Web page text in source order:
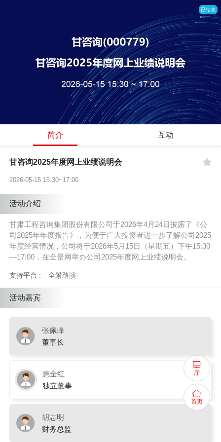
已结束
简介 互动
甘咨询2025年度网上业绩说明会
2026-05-15 15:30~17:00
活动介绍
甘肃工程咨询集团股份有限公司 于2026年4月24日披露了《公
司 2025年年度报告》，为便于广大投资者进一步了解公司 2025
年度经营情况，公司将于2026年5月15日（星期五）下午15:30
—17:00，在全景网举办公司2025年度网上业绩说明会。
支持平台 : 全景路演
活动嘉宾
张佩峰
董事长
惠全红
独立董事
胡志明
财务总监
厅
首页